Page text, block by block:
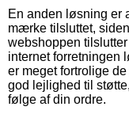
En anden løsning er
mærke tilsluttet,
webshoppen
internet forretningen
er meget fortrolige
god lejlighed til
følge af din ordre.